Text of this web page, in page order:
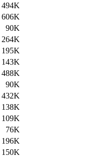
494K
606K
90K
264K
195K
143K
488K
90K
432K
138K
109K
76K
196K
150K